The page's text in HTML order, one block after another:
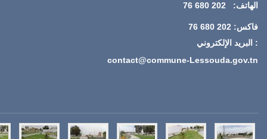
الهاتف: 202 680 76
فاكس: 202 680 76
: البريد الإلكتروني
contact@commune-Lessouda.gov.tn